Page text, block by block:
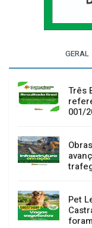
GERAL
Três
001/
Pet